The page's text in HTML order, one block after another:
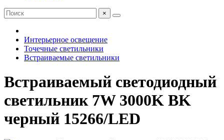
×
Интерьерное освещение
Точечные светильники
Встраиваемые светильники
Встраиваемый светодиодный
светильник 7W 3000K BK
черный 15266/LED